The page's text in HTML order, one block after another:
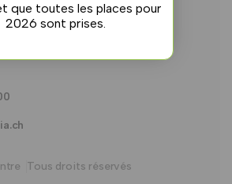
14h00 – 16h00
2c 2502
Tous droits réservés
que toutes les places pour
2026 sont prises.